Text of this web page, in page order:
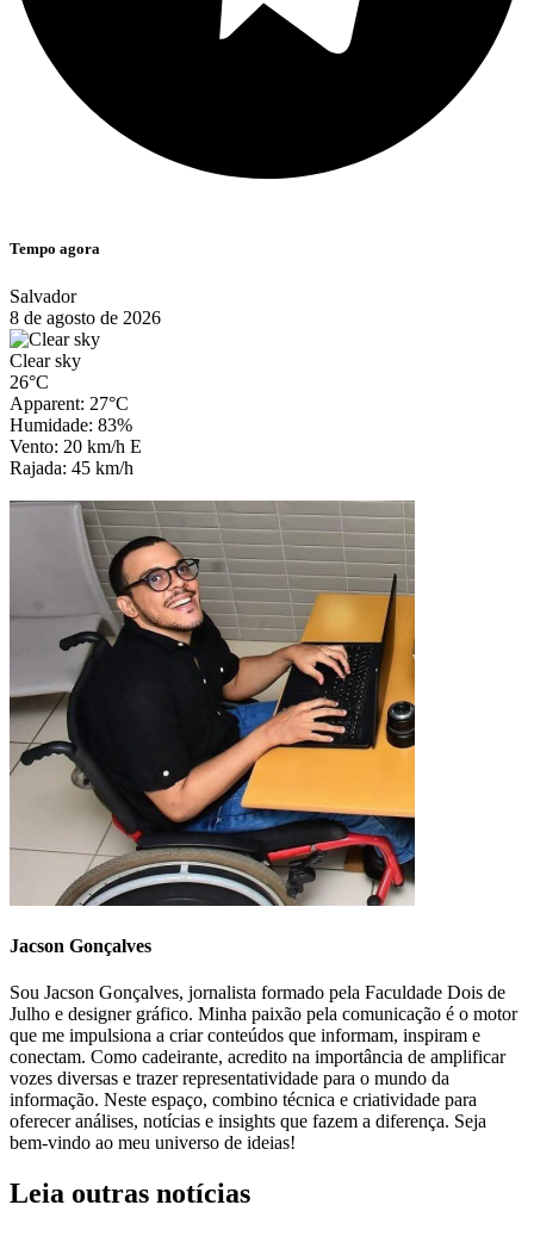
Tempo agora
Salvador
8 de agosto de 2026
Clear sky
26°C
Apparent: 27°C
Humidade: 83%
Vento: 20 km/h E
Rajada: 45 km/h
Jacson Gonçalves
Sou Jacson Gonçalves, jornalista formado pela Faculdade Dois de
Julho e designer gráfico. Minha paixão pela comunicação é o motor
que me impulsiona a criar conteúdos que informam, inspiram e
conectam. Como cadeirante, acredito na importância de amplificar
vozes diversas e trazer representatividade para o mundo da
informação. Neste espaço, combino técnica e criatividade para
oferecer análises, notícias e insights que fazem a diferença. Seja
bem-vindo ao meu universo de ideias!
Leia outras notícias